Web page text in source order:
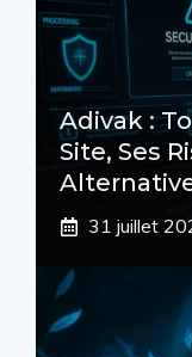
Adivak :
Site, Ses
31 juillet